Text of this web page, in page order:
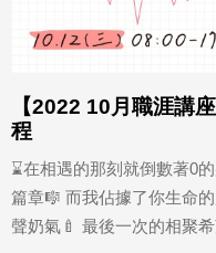
【2022 10月職涯講
程
⌛️在相遇的那刻就倒數著0
篇章🎼 而我佔據了你生命
聲奶氣🍼 最後一次的相聚